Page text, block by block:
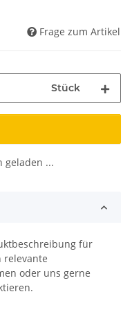
Frage zum Artikel
Stück
geladen ...
für
relevante
oder uns gerne